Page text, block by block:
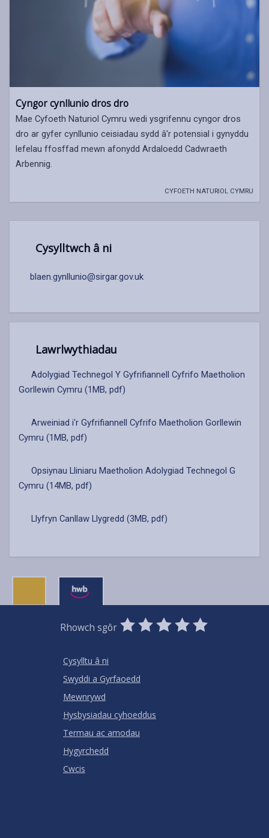
Cyngor cynllunio dros dro
Mae Cyfoeth Naturiol Cymru wedi ysgrifennu cyngor dros
dro ar gyfer cynllunio ceisiadau sydd â'r potensial i gynyddu
lefelau ffosffad mewn afonydd Ardaloedd Cadwraeth
Arbennig.
CYFOETH NATURIOL CYMRU
Cysylltwch â ni
blaen.gynllunio@sirgar.gov.uk
Lawrlwythiadau
Adolygiad Technegol Y Gyfrifiannell Cyfrifo Maetholion
Gorllewin Cymru (1MB, pdf)
Arweiniad i'r Gyfrifiannell Cyfrifo Maetholion Gorllewin
Cymru (1MB, pdf)
Opsiynau Lliniaru Maetholion Adolygiad Technegol G
Cymru (14MB, pdf)
Llyfryn Canllaw Llygredd (3MB, pdf)
Rhowch sgôr
0
Stars
1
Star
2
Stars
3
Stars
4
Stars
5
Stars
Cysylltu â ni
Swyddi a Gyrfaoedd
Mewnrywd
Hysbysiadau cyhoeddus
Termau ac amodau
Hygyrchedd
Cwcis